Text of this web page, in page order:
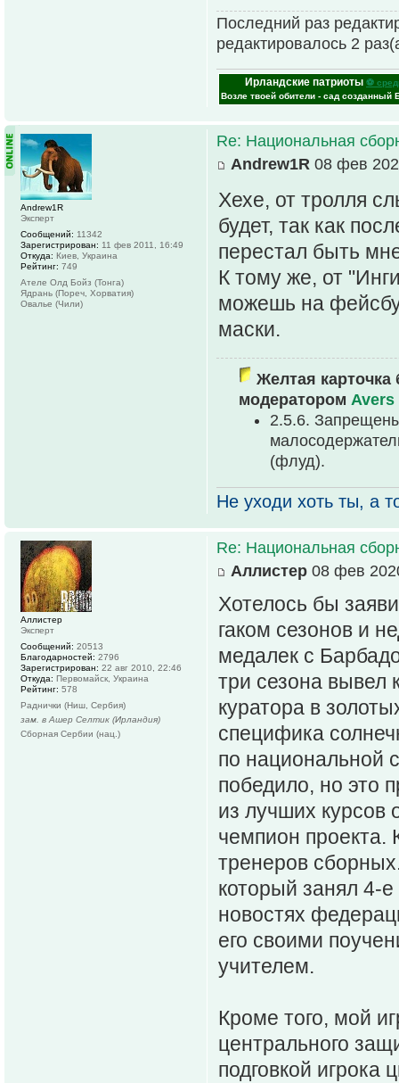
Последний раз
редактировалось 2
Ирландские патриоты ⚽
Возле твоей обители - сад созданный
Re: Национальная
Andrew1R 08 фев
Хехе, от тролля
будет, так как
перестал быть
К тому же, от
можешь на
маски.
Желтая карточка
модератором Avers
2.5.6.
(флуд).
Не уходи хоть ты, а
Andrew1R
Эксперт
Сообщений: 11342
Зарегистрирован: 11 фев 2011, 16:49
Откуда: Киев, Украина
Рейтинг: 749
Ателе Олд Бойз (Тонга)
Ядрань (Пореч, Хорватия)
Овалье (Чили)
Re: Национальная
Аллистер 08 фев
Хотелось бы
гаком сезонов и
медалек с
три сезона
куратора в
специфика
по национальной
победило, но это
из лучших курсов
чемпион проекта.
тренеров
который занял 4-
новостях
его своими
учителем.
Кроме того, мой
центрального
подговкой игрока
Аллистер
Эксперт
Сообщений: 20513
Благодарностей: 2796
Зарегистрирован: 22 авг 2010, 22:46
Откуда: Первомайск, Украина
Рейтинг: 578
Раднички (Ниш, Сербия)
зам. в Ашер Селтик (Ирландия)
Сборная Сербии (нац.)